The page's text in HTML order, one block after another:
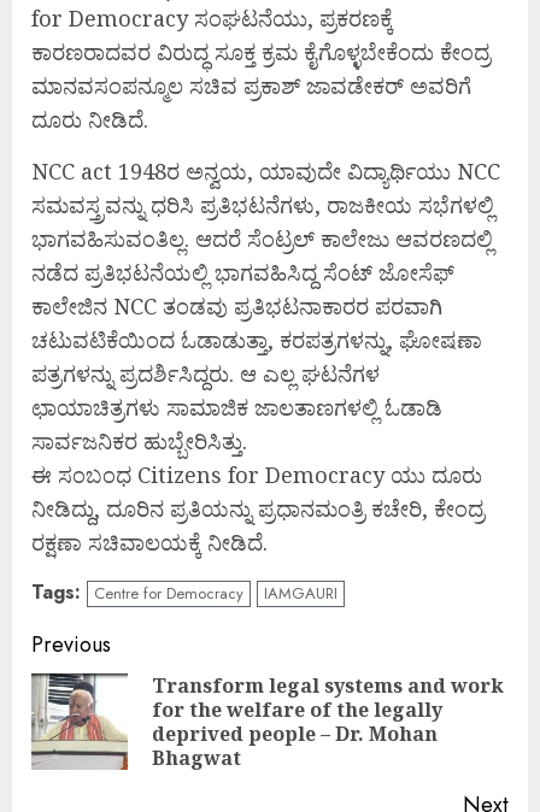
for Democracy ಸಂಘಟನೆಯು, ಪ್ರಕರಣಕ್ಕೆ
ಕಾರಣರಾದವರ ವಿರುದ್ಧ ಸೂಕ್ತ ಕ್ರಮ ಕೈಗೊಳ್ಳಬೇಕೆಂದು ಕೇಂದ್ರ
ಮಾನವಸಂಪನ್ಮೂಲ ಸಚಿವ ಪ್ರಕಾಶ್ ಜಾವಡೇಕರ್ ಅವರಿಗೆ
ದೂರು ನೀಡಿದೆ.
NCC act 1948ರ ಅನ್ವಯ, ಯಾವುದೇ ವಿದ್ಯಾರ್ಥಿಯು NCC
ಸಮವಸ್ತ್ರವನ್ನು ಧರಿಸಿ ಪ್ರತಿಭಟನೆಗಳು, ರಾಜಕೀಯ ಸಭೆಗಳಲ್ಲಿ
ಭಾಗವಹಿಸುವಂತಿಲ್ಲ. ಆದರೆ ಸೆಂಟ್ರಲ್ ಕಾಲೇಜು ಆವರಣದಲ್ಲಿ
ನಡೆದ ಪ್ರತಿಭಟನೆಯಲ್ಲಿ ಭಾಗವಹಿಸಿದ್ದ ಸೆಂಟ್ ಜೋಸೆಫ್
ಕಾಲೇಜಿನ NCC ತಂಡವು ಪ್ರತಿಭಟನಾಕಾರರ ಪರವಾಗಿ
ಚಟುವಟಿಕೆಯಿಂದ ಓಡಾಡುತ್ತಾ, ಕರಪತ್ರಗಳನ್ನು, ಘೋಷಣಾ
ಪತ್ರಗಳನ್ನು ಪ್ರದರ್ಶಿಸಿದ್ದರು. ಆ ಎಲ್ಲ ಘಟನೆಗಳ
ಛಾಯಾಚಿತ್ರಗಳು ಸಾಮಾಜಿಕ ಜಾಲತಾಣಗಳಲ್ಲಿ ಓಡಾಡಿ
ಸಾರ್ವಜನಿಕರ ಹುಬ್ಬೇರಿಸಿತ್ತು.
ಈ ಸಂಬಂಧ Citizens for Democracy ಯು ದೂರು
ನೀಡಿದ್ದು, ದೂರಿನ ಪ್ರತಿಯನ್ನು ಪ್ರಧಾನಮಂತ್ರಿ ಕಚೇರಿ, ಕೇಂದ್ರ
ರಕ್ಷಣಾ ಸಚಿವಾಲಯಕ್ಕೆ ನೀಡಿದೆ.
Tags: Centre for Democracy IAMGAURI
Continue
Reading
Previous
Transform legal systems and work
for the welfare of the legally
deprived people – Dr. Mohan
Bhagwat
Next